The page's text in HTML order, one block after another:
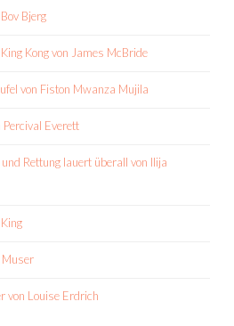
Bjerg
Kong von James McBride
von Fiston Mwanza Mujila
Everett
Rettung lauert überall von Ilija
von Louise Erdrich